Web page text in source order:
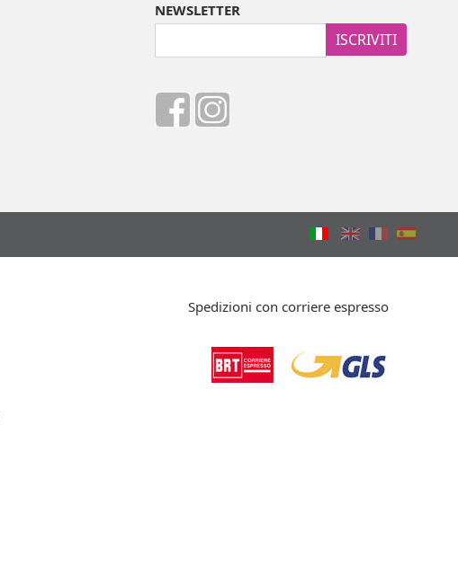
NEWSLETTER
ISCRIVITI
Spedizioni con corriere espresso